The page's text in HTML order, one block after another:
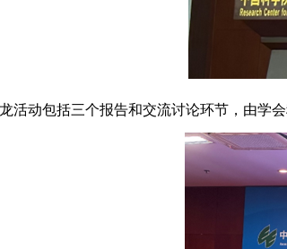
活动包括三个报告和交流讨论环节，由学会